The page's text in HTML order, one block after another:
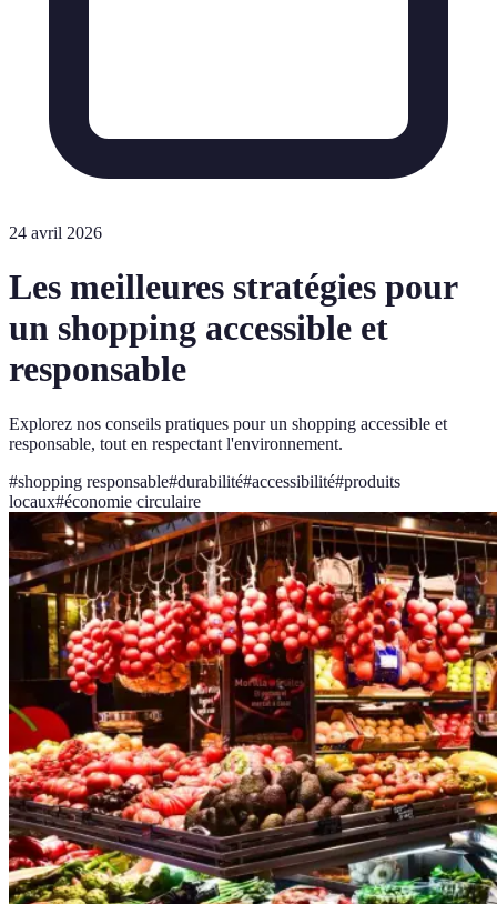
24 avril 2026
Les meilleures stratégies pour
un shopping accessible et
responsable
Explorez nos conseils pratiques pour un shopping accessible et
responsable, tout en respectant l'environnement.
#shopping responsable#durabilité#accessibilité#produits
locaux#économie circulaire